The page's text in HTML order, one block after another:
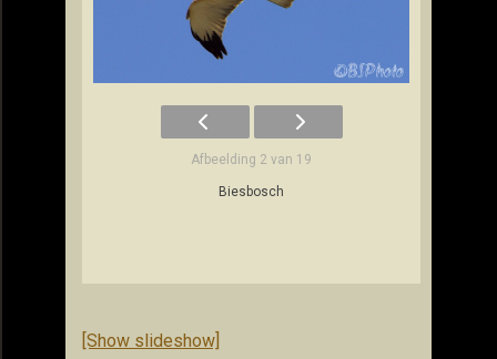
Afbeelding 2 van 19
Biesbosch
[Show slideshow]